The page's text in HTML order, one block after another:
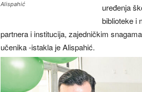
Alispahić
uređenja
biblioteke i
partnera i institucija, zajedničkim
učenika -istakla je Alispahić.